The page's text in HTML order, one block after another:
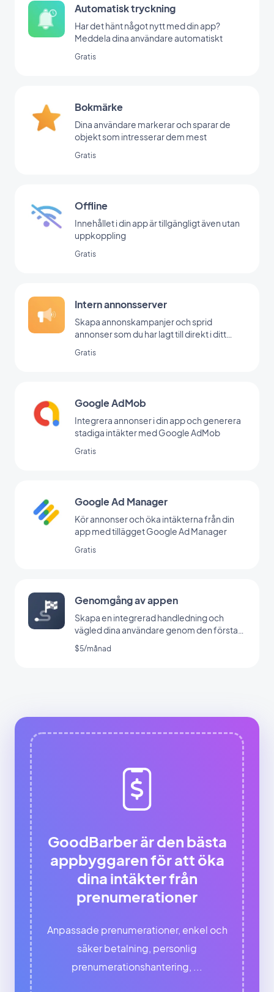
Automatisk tryckning
Har det hänt något nytt med din app?
Meddela dina användare automatiskt
Gratis
Bokmärke
Dina användare markerar och sparar de
objekt som intresserar dem mest
Gratis
Offline
Innehållet i din app är tillgängligt även utan
uppkoppling
Gratis
Intern annonsserver
Skapa annonskampanjer och sprid
annonser som du har lagt till direkt i ditt
Gratis
Google AdMob
Integrera annonser i din app och generera
stadiga intäkter med Google AdMob
Gratis
Google Ad Manager
Kör annonser och öka intäkterna från din
app med tillägget Google Ad Manager
Gratis
Genomgång av appen
Skapa en integrerad handledning och
vägled dina användare genom den första
lanseringen av din app
$5/månad
GoodBarber är den bästa
appbyggaren för att öka
dina intäkter från
prenumerationer
Anpassade prenumerationer, enkel och
säker betalning, personlig
prenumerationshantering, ...